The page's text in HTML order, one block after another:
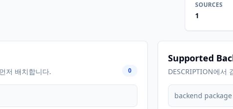
SOURCES
1
저 배치합니다. 0
Supported
DESCRIPTION에서
backend